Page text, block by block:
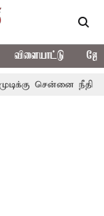
விளையாட்டு
நீதிமன்றம்